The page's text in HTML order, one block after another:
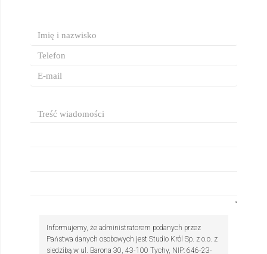
Informujemy, że administratorem podanych przez
Państwa danych osobowych jest Studio Król Sp. z o.o. z
siedzibą w ul. Barona 30, 43-100 Tychy, NIP: 646-23-